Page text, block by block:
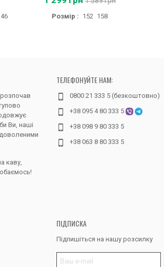
Розмір : 152 158
розпочав
Ви, наші
каву,
ТЕЛЕФОНУЙТЕ НАМ:
0800 21 333 5 (безкоштовно)
+38 095 4 80 333 5
+38 098 9 80 333 5
+38 063 8 80 333 5
ПІДПИСКА
Підпишіться на нашу розсилку
Дякую за все,